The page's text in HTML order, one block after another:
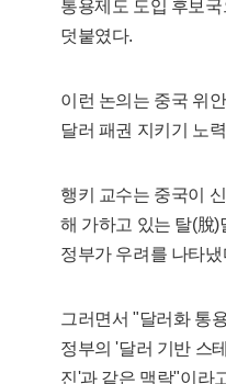
통용제도 도입 후보
덧붙였다.
이런 논의는 중국 위
달러 패권 지키기 노
행키 교수는 중국이
해 가하고 있는 탈(脫
정부가 우려를 나타
그러면서 "달러화 통
정부의 '달러 기반 스
진'과 같은 맥락"이라